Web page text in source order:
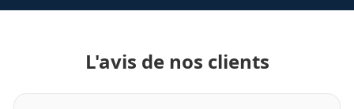
L'avis de nos clients